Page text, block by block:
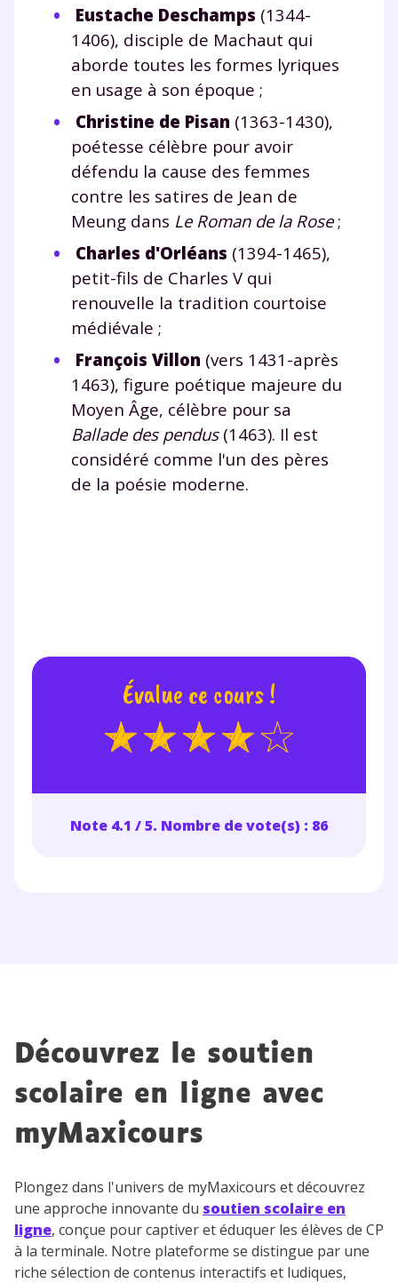
Eustache Deschamps (1344-
1406), disciple de Machaut qui
aborde toutes les formes lyriques
en usage à son époque ;
Christine de Pisan (1363-1430),
poétesse célèbre pour avoir
défendu la cause des femmes
contre les satires de Jean de
Meung dans Le Roman de la Rose;
Charles d'Orléans (1394-1465),
petit-fils de Charles V qui
renouvelle la tradition courtoise
médiévale ;
François Villon (vers 1431-après
1463), figure poétique majeure du
Moyen Âge, célèbre pour sa
Ballade des pendus(1463). Il est
considéré comme l'un des pères
de la poésie moderne.
Évalue ce cours !
Note 4.1 / 5. Nombre de vote(s) : 86
Découvrez le soutien
scolaire en ligne avec
myMaxicours
Plongez dans l'univers de myMaxicours et découvrez
une approche innovante du soutien scolaire en
ligne, conçue pour captiver et éduquer les élèves de CP
à la terminale. Notre plateforme se distingue par une
riche sélection de contenus interactifs et ludiques,
Fiches de cours et vidéos,exercices
corrigés,podcasts de révisions
Un
espace dédié aux parents
pour
suivre les progrès
Tout le programme scolaire du CP à
la Terminale
Des profs expérimentés disponibles
à la demande par tchat, audio ou
vidéo
TESTER GRATUITEMENT
* Votre code d'accès sera envoyé à cette adresse e-mail. En
renseignant votre e-mail, vous consentez à ce que vos
données à caractère personnel soient traitées par SEJER, sous
la marque myMaxicours, afin que SEJER puisse vous donner
accès au service de soutien scolaire pendant 24h. Pour en
savoir plus sur la gestion de vos données personnelles et
pour exercer vos droits, vous pouvez consulternotre
charte.
J’accepte de recevoir les actualités et des
communications de la part de
personnelles et pour exercer vos droits, vous pouvez